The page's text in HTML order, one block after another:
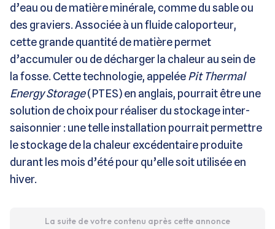
d’eau ou de matière minérale, comme du sable ou
des graviers. Associée à un fluide caloporteur,
cette grande quantité de matière permet
d’accumuler ou de décharger la chaleur au sein de
la fosse. Cette technologie, appelée Pit Thermal
Energy Storage(PTES) en anglais, pourrait être une
solution de choix pour réaliser du stockage inter-
saisonnier : une telle installation pourrait permettre
le stockage de la chaleur excédentaire produite
durant les mois d’été pour qu’elle soit utilisée en
hiver.
La suite de votre contenu après cette annonce